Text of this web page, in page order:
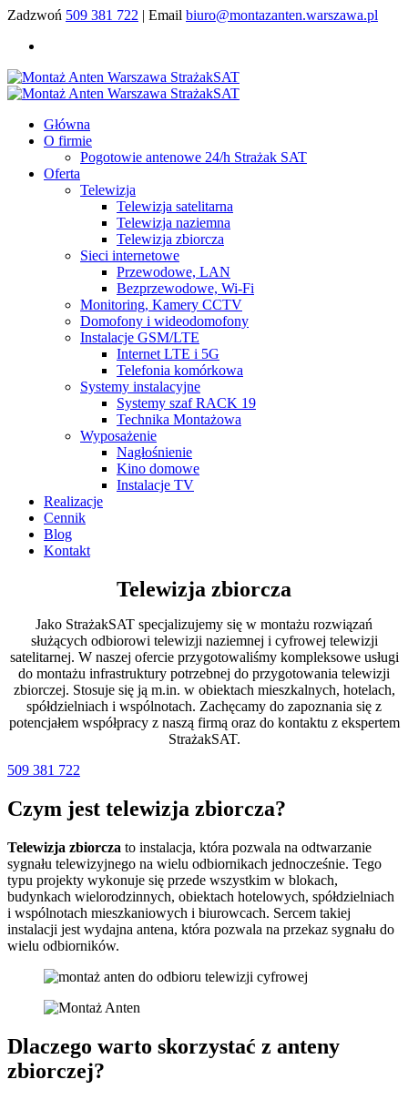
Zadzwoń 509 381 722 | Email biuro@montazanten.warszawa.pl
Główna
O firmie
Pogotowie antenowe 24/h Strażak SAT
Oferta
Telewizja
Telewizja satelitarna
Telewizja naziemna
Telewizja zbiorcza
Sieci internetowe
Przewodowe, LAN
Bezprzewodowe, Wi-Fi
Monitoring, Kamery CCTV
Domofony i wideodomofony
Instalacje GSM/LTE
Internet LTE i 5G
Telefonia komórkowa
Systemy instalacyjne
Systemy szaf RACK 19
Technika Montażowa
Wyposażenie
Nagłośnienie
Kino domowe
Instalacje TV
Realizacje
Cennik
Blog
Kontakt
Telewizja zbiorcza
Jako StrażakSAT specjalizujemy się w montażu rozwiązań
służących odbiorowi telewizji naziemnej i cyfrowej telewizji
satelitarnej. W naszej ofercie przygotowaliśmy kompleksowe usługi
do montażu infrastruktury potrzebnej do przygotowania telewizji
zbiorczej. Stosuje się ją m.in. w obiektach mieszkalnych, hotelach,
spółdzielniach i wspólnotach. Zachęcamy do zapoznania się z
potencjałem współpracy z naszą firmą oraz do kontaktu z ekspertem
StrażakSAT.
509 381 722
Czym jest telewizja zbiorcza?
Telewizja zbiorcza to instalacja, która pozwala na odtwarzanie
sygnału telewizyjnego na wielu odbiornikach jednocześnie. Tego
typu projekty wykonuje się przede wszystkim w blokach,
budynkach wielorodzinnych, obiektach hotelowych, spółdzielniach
i wspólnotach mieszkaniowych i biurowcach. Sercem takiej
instalacji jest wydajna antena, która pozwala na przekaz sygnału do
wielu odbiorników.
Dlaczego warto skorzystać z anteny
zbiorczej?